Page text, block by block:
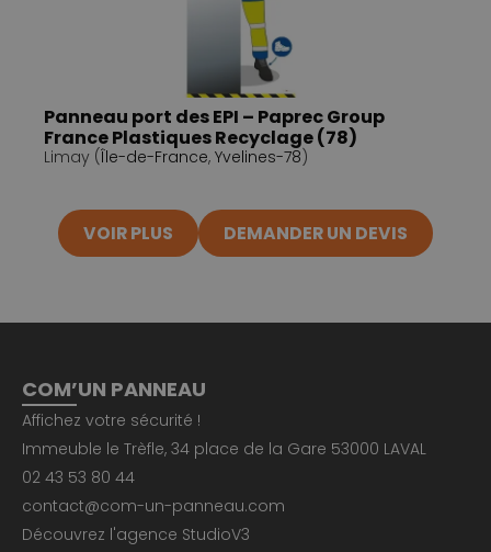
Panneau port des EPI – Paprec Group
France Plastiques Recyclage (78)
Limay (Île-de-France, Yvelines-78)
VOIR PLUS DEMANDER UN DEVIS
COM’UN PANNEAU
Affichez votre sécurité !
Immeuble le Trèfle, 34 place de la Gare 53000 LAVAL
02 43 53 80 44
contact@com-un-panneau.com
Découvrez l'agence StudioV3